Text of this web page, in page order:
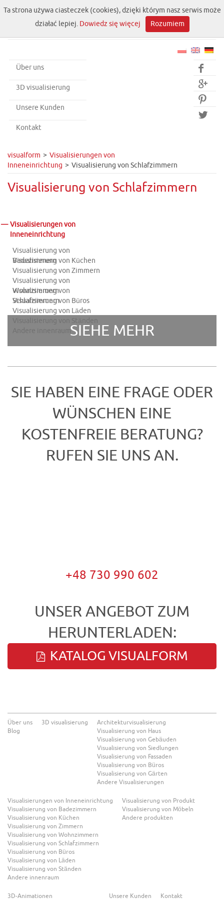




Über uns
3D visualisierung
Unsere Kunden
Kontakt
visualform
Visualisierungen von
Inneneinrichtung
Visualisierung von Schlafzimmern
Visualisierung von Schlafzimmern
Visualisierungen von
Inneneinrichtung
Visualisierung von
Badezimmern
Visualisierung von Küchen
Visualisierung von Zimmern
Visualisierung von
Wohnzimmern
Visualisierung von
Schlafzimmern
Visualisierung von Büros
Visualisierung von Läden
Andere innenraumSIEHE MEHR
SIE HABEN EINE FRAGE ODER
WÜNSCHEN EINE
KOSTENFREIE BERATUNG?
RUFEN SIE UNS AN.
+48 730 990 602
UNSER ANGEBOT ZUM
HERUNTERLADEN:
KATALOG VISUALFORM
Über uns
Blog
3D visualisierung
Architekturvisualisierung
Visualisierung von Haus
Visualisierung von Gebäuden
Visualisierung von Siedlungen
Visualisierung von Fassaden
Visualisierung von Büros
Visualisierung von Gärten
Andere Visualisierungen
Visualisierungen von Inneneinrichtung
Visualisierung von Badezimmern
Visualisierung von Küchen
Visualisierung von Zimmern
Visualisierung von Wohnzimmern
Visualisierung von Schlafzimmern
Visualisierung von Büros
Visualisierung von Läden
Visualisierung von Ständen
Andere innenraum
Visualisierung von Produkt
Visualisierung von Möbeln
Andere produkten
3D-Animationen Unsere Kunden Kontakt
Ta strona używa ciasteczek (cookies), dzięki którym nasz serwis może
działać lepiej. Dowiedz się więcej Rozumiem